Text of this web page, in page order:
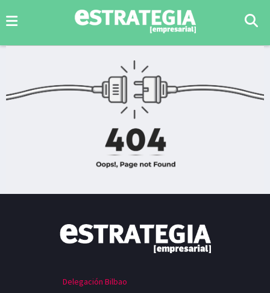
Delegación Bilbao